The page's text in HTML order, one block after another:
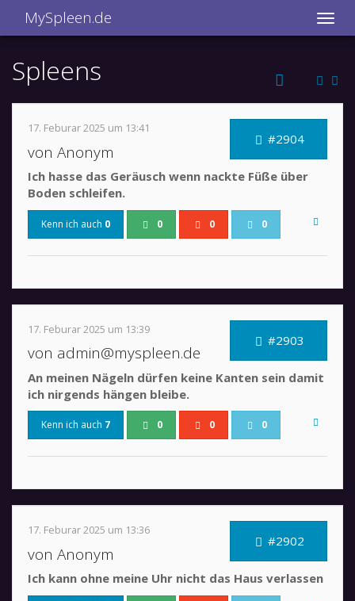
MySpleen.de
Spleens
#2904
17. Feburar 2025 um 13:41
von Anonym
Ich hasse das Geräusch wenn nackte Füße über
Boden schleifen.
Kenn ich auch 0 0 0 0
#2903
17. Feburar 2025 um 13:39
von admin@myspleen.de
An meinen Nägeln dürfen keine Kanten sein damit
ich nirgends hängen bleibe.
Kenn ich auch 7 0 0 0
#2902
17. Feburar 2025 um 13:36
von Anonym
Ich kann ohne meine Uhr nicht das Haus verlassen